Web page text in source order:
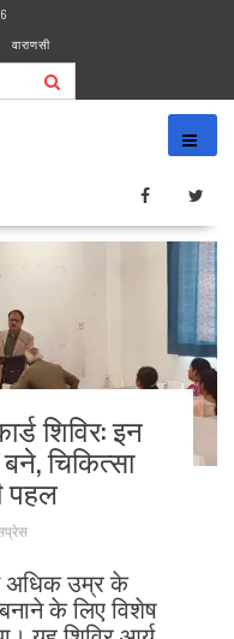
वाराणसी
शिविर: इन
चिकित्सा
पहल
अधिक उम्र के
के लिए विशेष